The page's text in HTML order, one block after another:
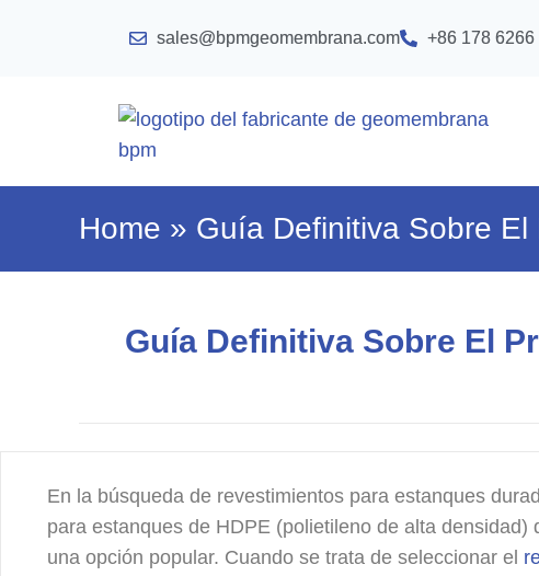
sales@bpmgeomembrana.com +86 178 6266
Home » Guía Definitiva Sobre
Guía Definitiva Sobre El
En la búsqueda de revestimientos para estanques
para estanques de HDPE (polietileno de alta
una opción popular. Cuando se trata de seleccionar el